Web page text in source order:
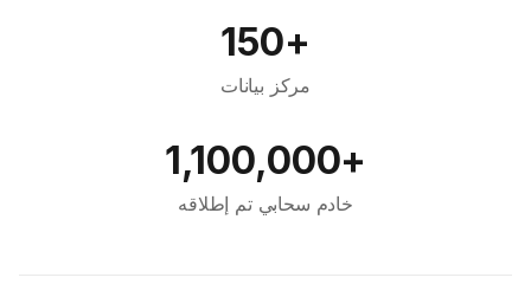
+150
مركز بيانات
+1,100,000
خادم سحابي تم إطلاقه